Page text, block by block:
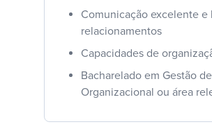
Comunicação excelente
relacionamentos
Capacidades de
Bacharelado em Gestão
Organizacional ou área